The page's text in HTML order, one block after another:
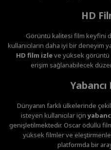
HD
Görüntü kalitesi film keyfini
kullanıcıların daha iyi bir deneyim
HD film izleve yüksek görüntü
erişim sağlanabilecek
Dünyanın farklı ülkelerinde
isteyen kullanıcılar için
genişletilmektedir. Oscar ödüllü
yüksek filmler ve
platformda bir